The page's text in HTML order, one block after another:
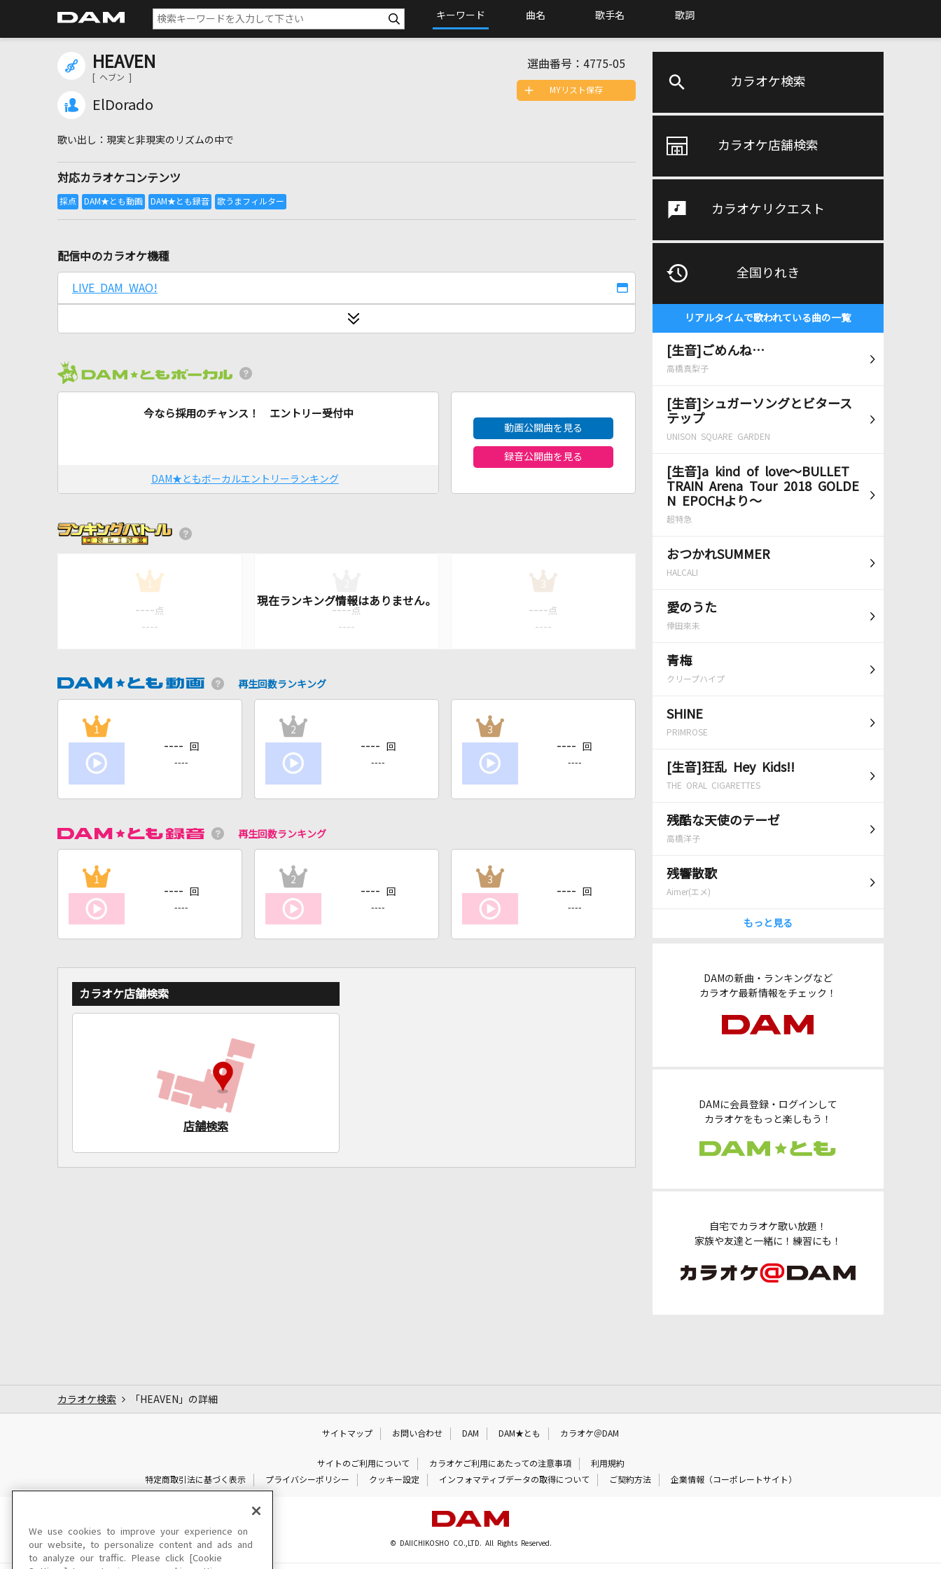
キーワード 曲名 歌手名 歌詞
カラオケ検索
カラオケ店舗検索
カラオケリクエスト
全国りれき
リアルタイムで歌われている曲の一覧
[生音]ごめんね…
高橋真梨子
[生音]シュガーソングとビタース
テップ
UNISON SQUARE GARDEN
[生音]a kind of love～BULLET
TRAIN Arena Tour 2018 GOLDE
N EPOCHより～
超特急
おつかれSUMMER
HALCALI
愛のうた
倖田來未
青梅
クリープハイプ
SHINE
PRIMROSE
[生音]狂乱 Hey Kids!!
THE ORAL CIGARETTES
残酷な天使のテーゼ
高橋洋子
残響散歌
Aimer(エメ)
もっと見る
DAMの新曲・ランキングなど
カラオケ最新情報をチェック！
DAMに会員登録・ログインして
カラオケをもっと楽しもう！
自宅でカラオケ歌い放題！
家族や友達と一緒に！練習にも！
HEAVEN
[ ヘブン ]
ElDorado
選曲番号： 4775-05
現実と非現実のリズムの中で
対応カラオケコンテンツ
MYリスト保存
配信中のカラオケ機種
LIVE DAM WAO!
今なら採用のチャンス！ エントリー受付中
DAM★ともボーカルエントリーランキング
動画公開曲を見る
録音公開曲を見る
1
---- 点
----
---- 点
----
3
---- 点
----
再生回数ランキング
1
---- 回
----
2
---- 回
----
3
---- 回
----
再生回数ランキング
1
---- 回
----
2
---- 回
----
3
---- 回
----
カラオケ店舗検索
店舗検索
カラオケ検索 「HEAVEN」の詳細
サイトマップ お問い合わせ DAM DAM★とも カラオケ＠DAM
サイトのご利用について カラオケご利用にあたっての注意事項
利用規約
特定商取引法に基づく表示
プライバシーポリシー クッキー設定 インフォマティブデータの取得について ご契約方法 企業情報（コーポレートサイト）
© DAIICHIKOSHO CO.,LTD. All Rights Reserved.
We use cookies to improve your experience on
our website, to personalize content and ads and
to analyze our traffic. Please click [Cookie